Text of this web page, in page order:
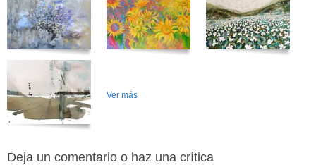
Ver más
Deja un comentario o haz una crítica